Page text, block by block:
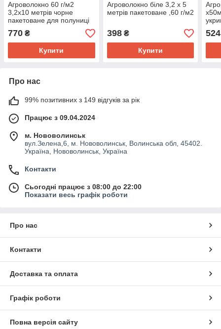
Агроволокно 60 г/м2
3,2х10 метрів чорне
пакетоване для полуниці
770 ₴
Купити
Агроволокно біле 3,2 х 5
метрів пакетоване ,60 г/м2
398₴
Купити
524
Про нас
99% позитивних з 149 відгуків за рік
Працює з 09.04.2024
м. Нововолинськ
вул.Зелена,6, м. Нововолинськ, Волинська обл, 45402.
Україна, Нововолинськ, Україна
Контакти
Сьогодні працює з 08:00 до 22:00
Показати весь графік роботи
Про нас
Контакти
Доставка та оплата
Графік роботи
Повна версія сайту